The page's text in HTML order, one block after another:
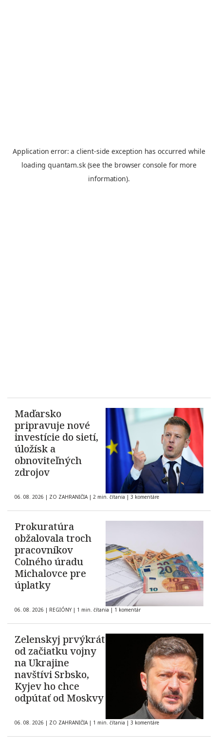
Maďarsko
pripravuje nové
investície do sietí,
úložísk a
obnoviteľných
zdrojov
06. 08. 2026 | ZO ZAHRANIČIA | 2 min. čítania | 3 komentáre
Prokuratúra
obžalovala troch
pracovníkov
Colného úradu
Michalovce pre
úplatky
06. 08. 2026 | REGIÓNY | 1 min. čítania | 1 komentár
Zelenskyj prvýkrát
od začiatku vojny
na Ukrajine
navštívi Srbsko,
Kyjev ho chce
odpútať od Moskvy
06. 08. 2026 | ZO ZAHRANIČIA | 1 min. čítania | 3 komentáre